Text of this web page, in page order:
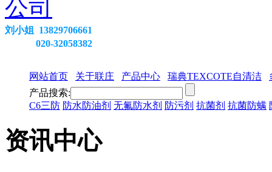
刘小姐 13829706661
020-32058382
网站首页 关于联庄 产品中心 瑞典TEXCOTE自清洁
产品搜索:
C6三防 防水防油剂 无氟防水剂 防污剂 抗菌剂 抗菌防螨
资讯中心